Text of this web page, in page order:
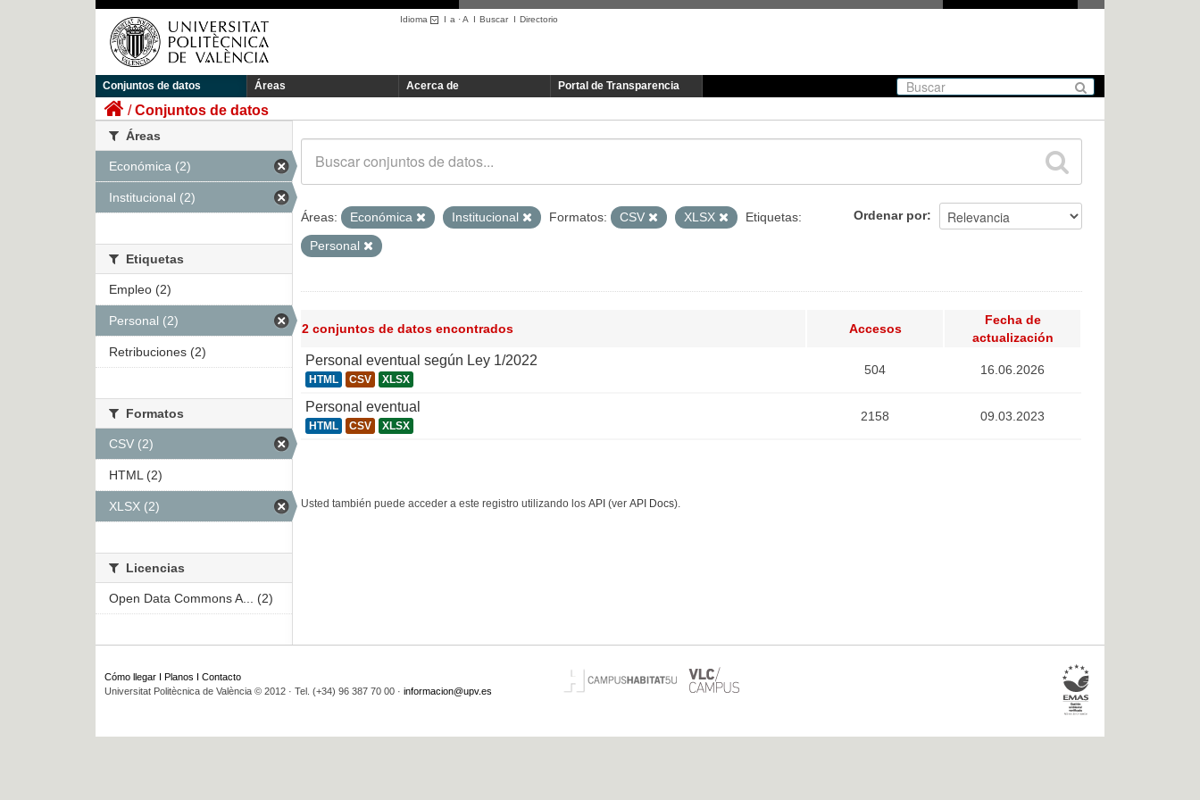
Idioma I a ·A I BuscarI Directorio
Conjuntos de datos Áreas Acerca de Portal de Transparencia
Conjuntos de datos
Ordenar por
Áreas: Económica Institucional Formatos: CSV XLSX
Etiquetas:
Personal
2 conjuntos de datos encontrados Accesos
Fecha de
actualización
Personal eventual según Ley 1/2022
HTML CSV XLSX
504 16.06.2026
Personal eventual
HTML CSV XLSX
2158 09.03.2023
Usted también puede acceder a este registro utilizando los API (ver API Docs).
Áreas
Económica (2)
Institucional (2)
Etiquetas
Empleo (2)
Personal (2)
Retribuciones (2)
Formatos
CSV (2)
HTML (2)
XLSX (2)
Licencias
Open Data Commons A... (2)
Cómo llegar Planos
Contacto
Universitat Politècnica de València © 2012 · Tel. (+34) 96 387 70 00 · informacion@upv.es